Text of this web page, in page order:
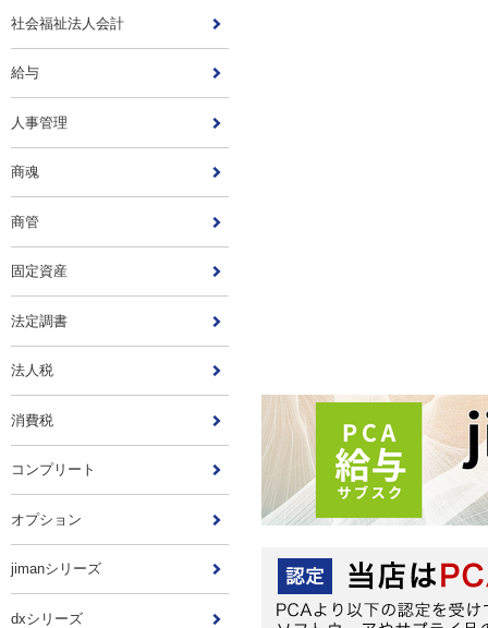
社会福祉法人会計
給与
人事管理
商魂
商管
固定資産
法定調書
法人税
消費税
コンプリート
オプション
jimanシリーズ
dxシリーズ